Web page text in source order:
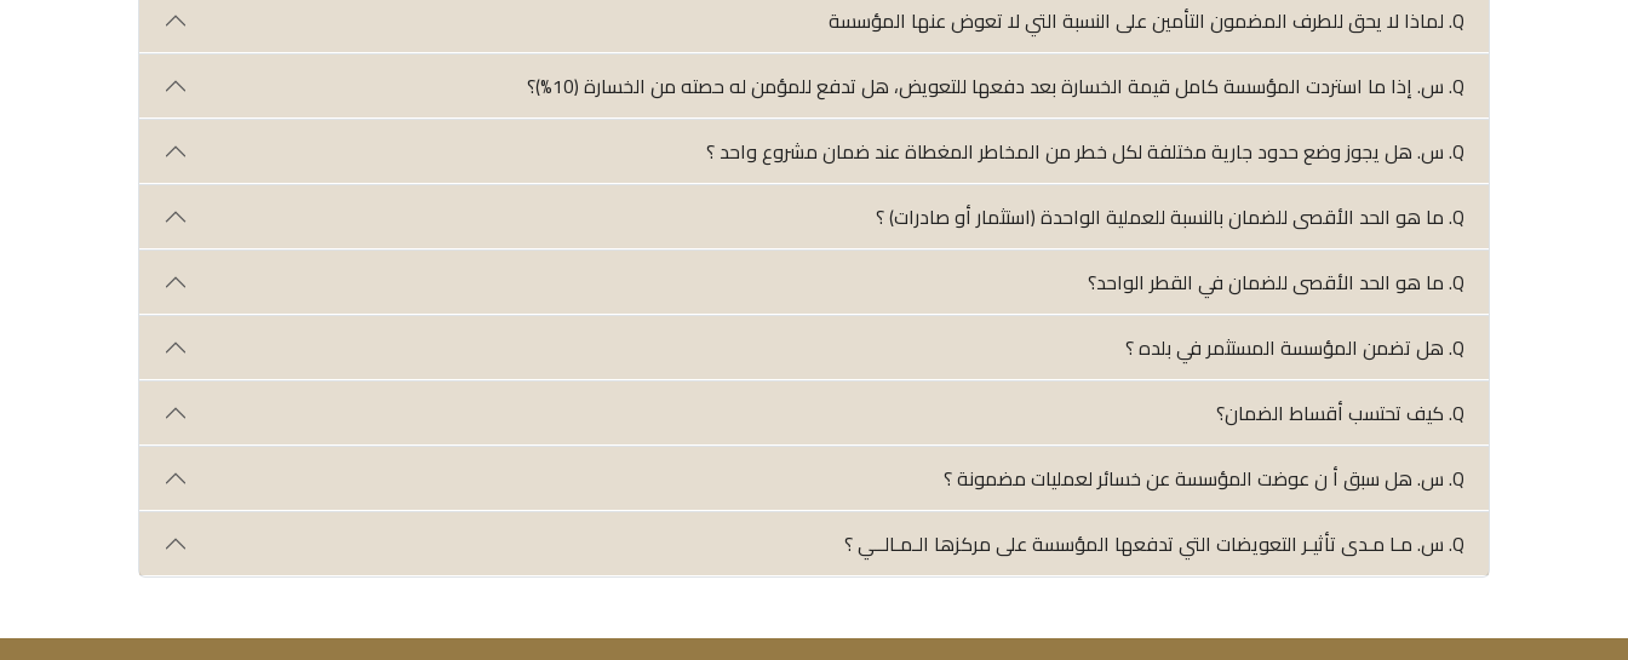
Q. لماذا لا يحق للطرف المضمون التأمين على النسبة التي لا تعوض عنها المؤسسة
Q. س. إذا ما استردت المؤسسة كامل قيمة الخسارة بعد دفعها للتعويض، هل تدفع للمؤمن له حصته من الخسارة (10%)؟
Q. س. هل يجوز وضع حدود جارية مختلفة لكل خطر من المخاطر المغطاة عند ضمان مشروع واحد ؟
Q. ما هو الحد الأقصى للضمان بالنسبة للعملية الواحدة (استثمار أو صادرات) ؟
Q. ما هو الحد الأقصى للضمان في القطر الواحد؟
Q. هل تضمن المؤسسة المستثمر في بلده ؟
Q. كيف تحتسب أقساط الضمان؟
Q. س. هل سبق أ ن عوضت المؤسسة عن خسائر لعمليات مضمونة ؟
Q. س. مـا مـدى تأثيـر التعويضات التي تدفعها المؤسسة على مركزها الـمـالــي ؟